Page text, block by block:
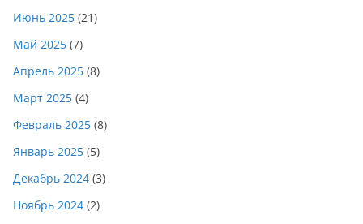
Июнь 2025 (21)
Май 2025 (7)
Апрель 2025 (8)
Март 2025 (4)
Февраль 2025 (8)
Январь 2025 (5)
Декабрь 2024 (3)
Ноябрь 2024 (2)